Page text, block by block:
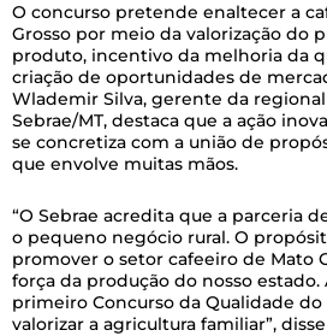
O concurso pretende enaltecer a
Grosso por meio da valorização do
produto, incentivo da melhoria da
criação de oportunidades de
Wlademir Silva, gerente da
Sebrae/MT, destaca que a ação
se concretiza com a união de
que envolve muitas mãos.
“O Sebrae acredita que a parceria
o pequeno negócio rural. O
promover o setor cafeeiro de Mato
força da produção do nosso
primeiro Concurso da Qualidade do
valorizar a agricultura familiar”,